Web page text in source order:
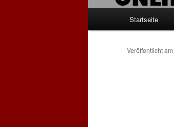
Startseite
Veröffentlicht am